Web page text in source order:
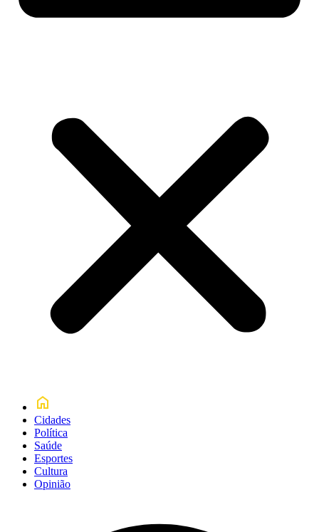
Cidades
Política
Saúde
Esportes
Cultura
Opinião